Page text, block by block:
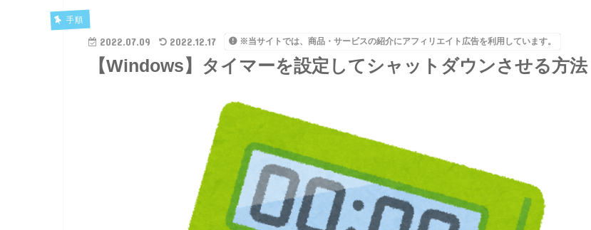
手順
2022.07.09 2022.12.17 ※当サイトでは、商品・サービスの紹介にアフィリエイト広告を利用しています。
【Windows】タイマーを設定してシャットダウンさせる方法